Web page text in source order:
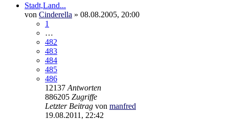
Stadt,Land...
von Cinderella » 08.08.2005, 20:00
1
…
482
483
484
485
486
12137 Antworten
886205 Zugriffe
Letzter Beitrag von manfred
19.08.2011, 22:42